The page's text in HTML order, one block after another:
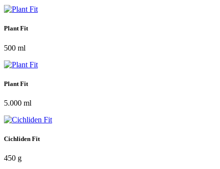
Plant Fit
500 ml
Plant Fit
5.000 ml
Cichliden Fit
450 g